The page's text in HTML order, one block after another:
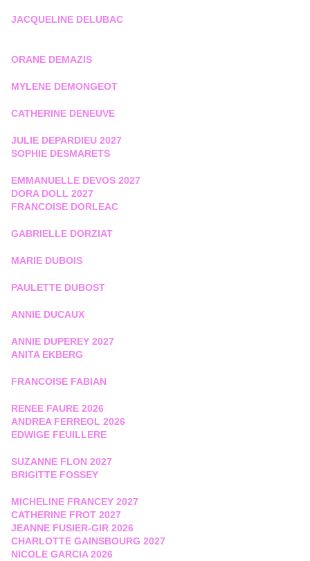
JACQUELINE DELUBAC
ORANE DEMAZIS
MYLENE DEMONGEOT
CATHERINE DENEUVE
JULIE DEPARDIEU 2027
SOPHIE DESMARETS
EMMANUELLE DEVOS 2027
DORA DOLL 2027
FRANCOISE DORLEAC
GABRIELLE DORZIAT
MARIE DUBOIS
PAULETTE DUBOST
ANNIE DUCAUX
ANNIE DUPEREY 2027
ANITA EKBERG
FRANCOISE FABIAN
RENEE FAURE 2026
ANDREA FERREOL 2026
EDWIGE FEUILLERE
SUZANNE FLON 2027
BRIGITTE FOSSEY
MICHELINE FRANCEY 2027
CATHERINE FROT 2027
JEANNE FUSIER-GIR 2026
CHARLOTTE GAINSBOURG 2027
NICOLE GARCIA 2026